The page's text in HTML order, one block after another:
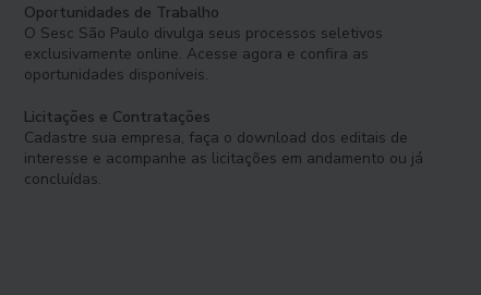
Oportunidades de Trabalho
O Sesc São Paulo divulga seus processos seletivos
exclusivamente online. Acesse agora e confira as
oportunidades disponíveis.
Licitações e Contratações
Cadastre sua empresa, faça o download dos editais de
interesse e acompanhe as licitações em andamento ou já
concluídas.